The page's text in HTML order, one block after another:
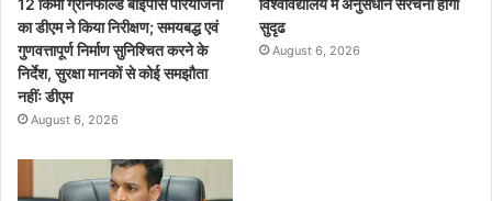
12 किमी ग्रीनफील्ड बाईपास परियोजना
का डीएम ने किया निरीक्षण; समयबद्ध एवं
गुणवत्तापूर्ण निर्माण सुनिश्चित करने के
निर्देश, सुरक्षा मानकों से कोई समझौता
नहींः डीएम
August 6, 2026
विश्वविद्यालय में अनुसंधान संरचना होगी
सुदृढ
August 6, 2026